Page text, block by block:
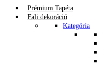
Prémium Tapéta
Fali dekoráció
Kategória